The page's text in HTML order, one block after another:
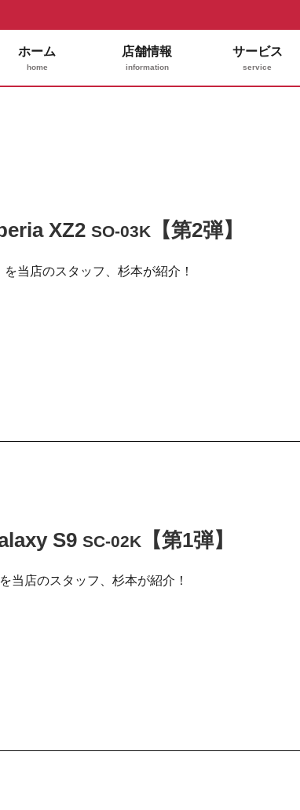
ホーム
home
店舗情報
information
サービス
service
XZ2 SO-03K 【第2弾】
当店のスタッフ、杉本が紹介！
S9 SC-02K 【第1弾】
当店のスタッフ、杉本が紹介！